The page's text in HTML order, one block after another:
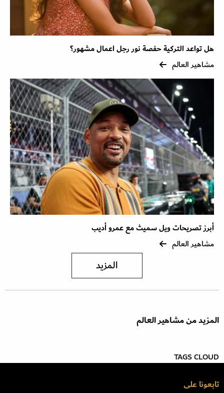
هل تواعد التركية حفصة نور رجل اعمال مشهور؟
مشاهير العالم
أبرز تصريحات ويل سميث مع عمرو أديب
مشاهير العالم
المزيد
المزيد من مشاهير العالم
TAGS CLOUD
تابعونا على